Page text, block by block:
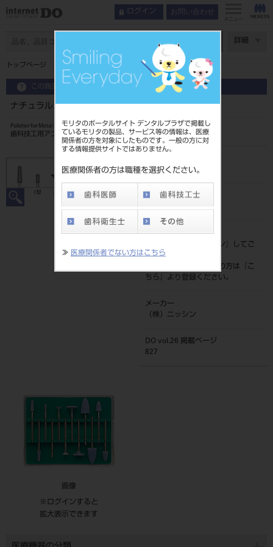
モリタのポータルサイト デンタルプラザで掲載し
ているモリタの製品、サービス等の情報は、医療
関係者の方を対象にしたものです。一般の方に対
する情報提供サイトではありません。
医療関係者の方は職種を選択ください。
≫ 医療関係者でない方はこちら
ログイン お問い合わせ
メニュー
詳細
トップページ ナチュラルポイント メタルプレート用 M 12入
この商品に関するお問い合わせ
ナチュラルポイント メタルプレート用 M 12入
Polisher for Metal Plate
歯科技工用アブレシブ研削器具
204520201M
JAN/EANコード
標準価格
ログイン
』してご
覧ください。
ネット会員登録がまだの方は『
こ
ちら
』より登録ください。
メーカー
（株）ニッシン
DO vol.26 掲載ページ
827
画像
※ログインすると
拡大表示できます